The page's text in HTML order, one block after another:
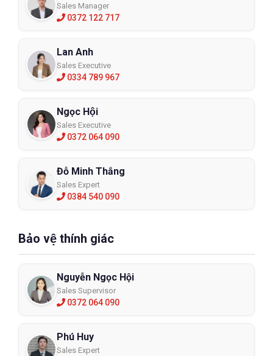
Sales Manager
0372 122 717
Lan Anh
Sales Executive
0334 789 967
Ngọc Hội
Sales Executive
0372 064 090
Đỗ Minh Thắng
Sales Expert
0384 540 090
Bảo vệ thính giác
Nguyễn Ngọc Hội
Sales Supervisor
0372 064 090
Phú Huy
Sales Expert